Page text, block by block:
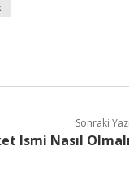
Sonraki
Ismi Nasıl